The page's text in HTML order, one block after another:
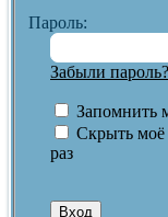
Пароль:
Забыли пароль?
Запомнить
Скрыть моё
раз